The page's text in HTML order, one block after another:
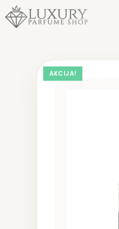
AKCIJA!